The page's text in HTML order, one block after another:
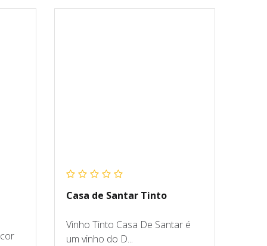
Casa de Santar Tinto
Vinho Tinto Casa De Santar é
um vinho do D...